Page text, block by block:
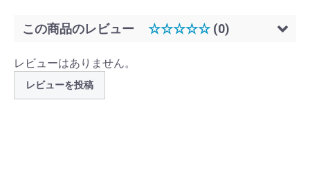
2L × グリーン
この商品のレビュー ☆☆☆☆☆ (0)
レビューはありません。
レビューを投稿